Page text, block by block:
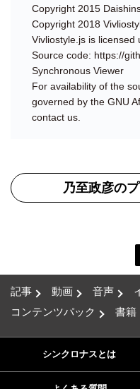
Copyright 2015
Copyright 2018
Vivliostyle.js is licensed
Source code: https://
Synchronous Viewer
For availability of the
governed by the GNU
contact us
乃至政彦の
記事 動画 音声
コンテンツパック
書籍
シンクロナスとは